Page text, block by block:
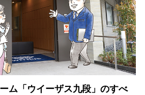
ム「ウイーザス九段」のすべ